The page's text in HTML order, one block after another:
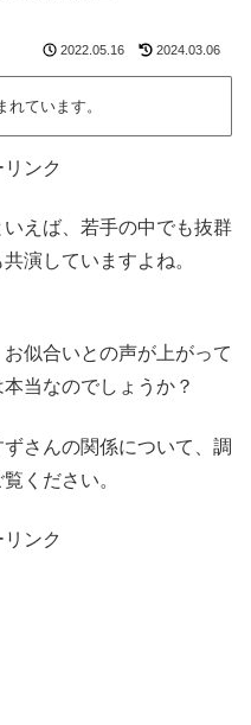
2022.05.16 2024.03.06
ています。
ンク
えば、若手の中でも抜群
演していますよね。
似合いとの声が上がって
当なのでしょうか？
さんの関係について、調
ください。
ンク